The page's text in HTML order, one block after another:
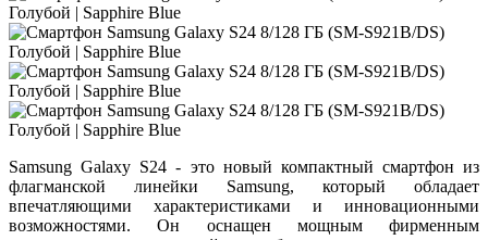
Samsung Galaxy S24 - это новый компактный смартфон из
флагманской линейки Samsung, который обладает
впечатляющими характеристиками и инновационными
возможностями. Он оснащен мощным фирменным